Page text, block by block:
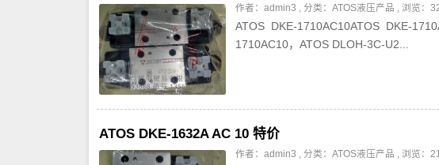
作者：admin3 , 分类： ATOS液压产品 , 浏览：
ATOS DKE-1710AC10ATOS DKE-
1710AC10，ATOS DLOH-3C-U2...
ATOS DKE-1632A AC 10 特价
作者：admin3 , 分类： ATOS液压产品 , 浏览：